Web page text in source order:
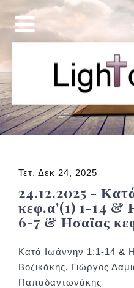
Τετ, Δεκ 24, 2025
24.12.2025 -
κεφ.α'(1) 1-14 &
6-7 & Ησαϊας
Κατά Ιωάννην 1:1-14 &
Βοζικάκης, Γιώργος
Παπαδαντωνάκης